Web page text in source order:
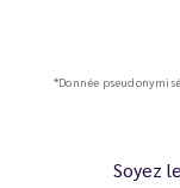
*Donnée
Soyez